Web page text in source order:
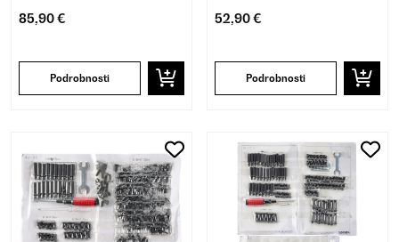
85,90 €
Podrobnosti
52,90 €
Podrobnosti